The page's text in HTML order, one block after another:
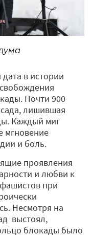
в истории
Почти 900
лишившая
Каждый миг
мгновение
и боль.
проявления
и любви к
при
Несмотря на
выстоял,
блокады было